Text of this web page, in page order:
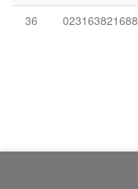
36